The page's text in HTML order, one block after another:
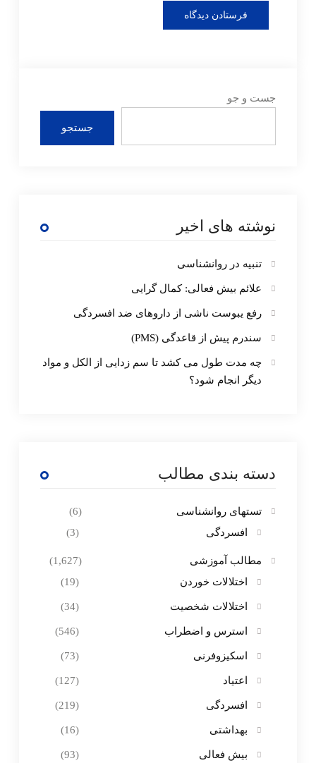
جست و جو
جستجو
نوشته های اخیر
تنبیه در روانشناسی
علائم بیش فعالی: کمال گرایی
رفع یبوست ناشی از داروهای ضد افسردگی
سندرم پیش از قاعدگی (PMS)
چه مدت طول می کشد تا سم زدایی از الکل و مواد
دیگر انجام شود؟
دسته بندی مطالب
تستهای روانشناسی
(6)
افسردگی
(3)
مطالب آموزشی
(1,627)
اختلالات خوردن
(19)
اختلالات شخصیت (34)
استرس و اضطراب (546)
اسکیزوفرنی (73)
اعتیاد (127)
افسردگی (219)
بهداشتی (16)
بیش فعالی (93)